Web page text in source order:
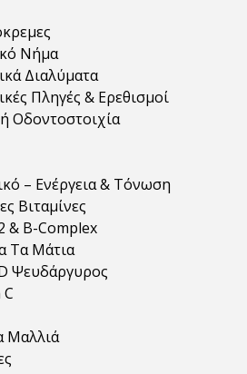
Νήμα
Διαλύματα
Πληγές & Ερεθισμοί
Οδοντοστοιχία
– Ενέργεια & Τόνωση
Βιταμίνες
& Β-Complex
Τα Μάτια
Ψευδάργυρος
Μαλλιά